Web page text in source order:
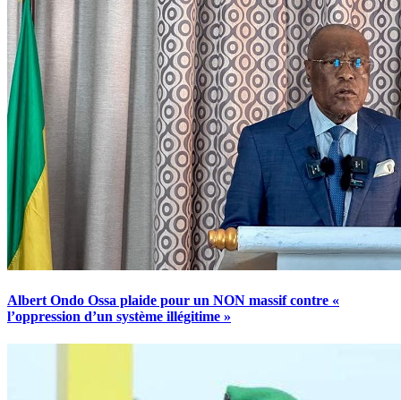
Albert Ondo Ossa plaide pour un NON massif contre «
l’oppression d’un système illégitime »